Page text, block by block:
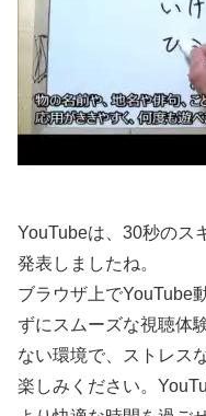
YouTubeは、30秒のス
発表しましたね。
ブラウザ上でYouTube
ずにスムーズな視聴体
ない環境で、ストレス
楽しみください。